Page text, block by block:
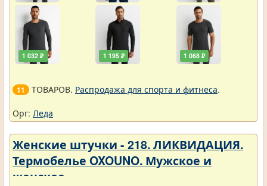
1 032 ₽ 1 195 ₽ 1 068 ₽
11 ТОВАРОВ. Распродажа для спорта и фитнеса.
Орг: Леда
Женские штучки - 218. ЛИКВИДАЦИЯ.
Термобелье OXOUNO. Мужское и
женское